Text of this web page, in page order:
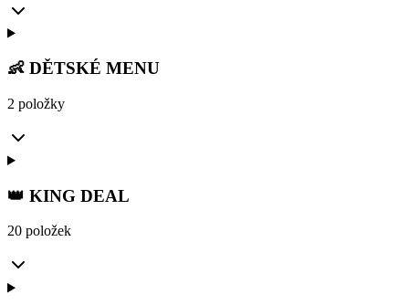
👶 DĚTSKÉ MENU
2 položky
👑 KING DEAL
20 položek